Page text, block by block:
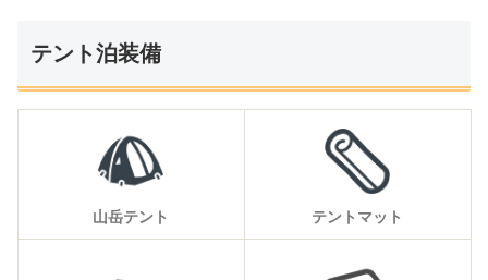
テント泊装備
山岳テント テントマット